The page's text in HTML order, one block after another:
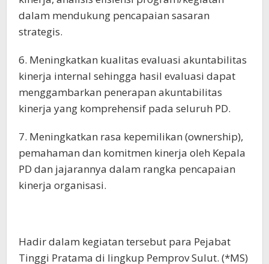
dalam mendukung pencapaian sasaran
strategis.
6. Meningkatkan kualitas evaluasi akuntabilitas
kinerja internal sehingga hasil evaluasi dapat
menggambarkan penerapan akuntabilitas
kinerja yang komprehensif pada seluruh PD.
7. Meningkatkan rasa kepemilikan (ownership),
pemahaman dan komitmen kinerja oleh Kepala
PD dan jajarannya dalam rangka pencapaian
kinerja organisasi.
Hadir dalam kegiatan tersebut para Pejabat
Tinggi Pratama di lingkup Pemprov Sulut. (*MS)